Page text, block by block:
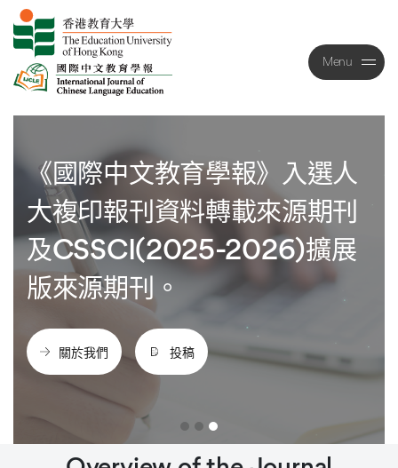
Menu
Close
《國際中文教育學報》入選人
大複印報刊資料轉載來源期刊
及CSSCI(2025-2026)擴展
版來源期刊。
關於我們 投稿